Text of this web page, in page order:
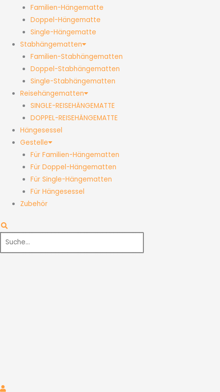
Familien-Hängematte
Doppel-Hängematte
Single-Hängematte
Stabhängematten
Familien-Stabhängematten
Doppel-Stabhängematten
Single-Stabhängematten
Reisehängematten
SINGLE-REISEHÄNGEMATTE
DOPPEL-REISEHÄNGEMATTE
Hängesessel
Gestelle
Für Familien-Hängematten
Für Doppel-Hängematten
Für Single-Hängematten
Für Hängesessel
Zubehör